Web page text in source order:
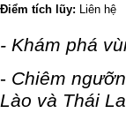
Điểm tích lũy: Liên hệ
- Khám phá
- Chiêm
Lào và Thái